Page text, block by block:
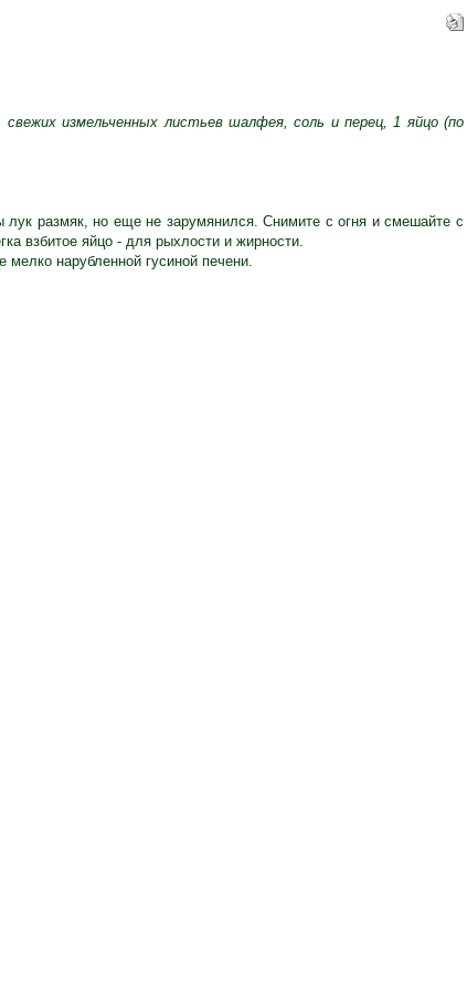
измельченных листьев шалфея, соль и перец, 1 яйцо (по
лук размяк, но еще не зарумянился. Снимите с огня и смешайте с
взбитое яйцо - для рыхлости и жирности.
нарубленной гусиной печени.